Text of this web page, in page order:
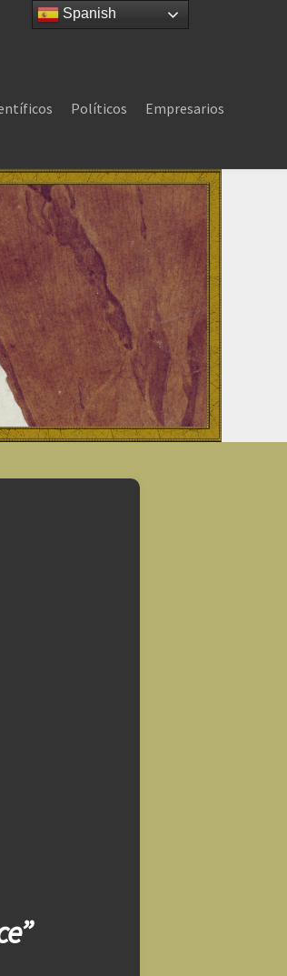
Políticos
Empresarios
Spanish